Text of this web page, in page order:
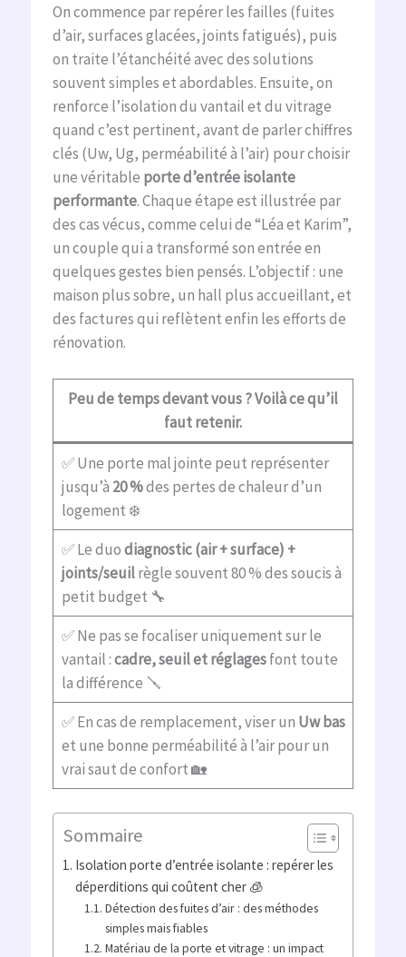
On commence par repérer les failles (fuites
d’air, surfaces glacées, joints fatigués), puis
on traite l’étanchéité avec des solutions
souvent simples et abordables. Ensuite, on
renforce l’isolation du vantail et du vitrage
quand c’est pertinent, avant de parler chiffres
clés (Uw, Ug, perméabilité à l’air) pour choisir
une véritable porte d’entrée isolante
performante. Chaque étape est illustrée par
des cas vécus, comme celui de “Léa et Karim”,
un couple qui a transformé son entrée en
quelques gestes bien pensés. L’objectif : une
maison plus sobre, un hall plus accueillant, et
des factures qui reflètent enfin les efforts de
rénovation.
Peu de temps devant vous ? Voilà ce qu’il
faut retenir.
✅ Une porte mal jointe peut représenter
jusqu’à 20 %des pertes de chaleur d’un
logement ❄️
✅ Le duodiagnostic (air + surface) +
joints/seuilrègle souvent 80 % des soucis à
petit budget 🔧
✅ Ne pas se focaliser uniquement sur le
vantail :cadre, seuil et réglagesfont toute
la différence 🪛
✅ En cas de remplacement, viser un Uw bas
et une bonne perméabilité à l’air pour un
vrai saut de confort 🏡
Sommaire
Isolation porte d’entrée isolante : repérer les
déperditions qui coûtent cher 🧊
Détection des fuites d’air : des méthodes
simples mais fiables
Matériau de la porte et vitrage : un impact